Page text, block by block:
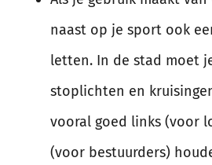
naast op je sport ook
letten. In de stad moet
stoplichten en
vooral goed links (voor
(voor bestuurders)